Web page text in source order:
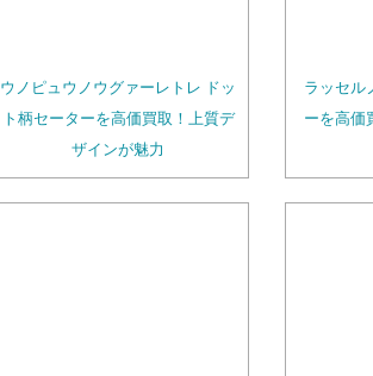
ウノピュウノウグァーレトレ ドッ
ト柄セーターを高価買取！上質デ
ザインが魅力
ラッセル
ーを高価